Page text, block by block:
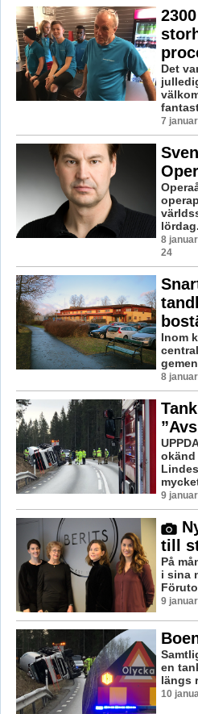
Det
7
8
24
Inom
8
okänd
9
till
På
i sina
9
en
längs
10